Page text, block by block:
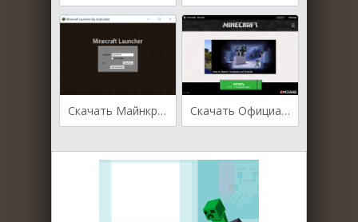
Скачать Майнкрафт лаунчер AnjoCaido Скачать Официальный лаунчер Minecraft от Mojang